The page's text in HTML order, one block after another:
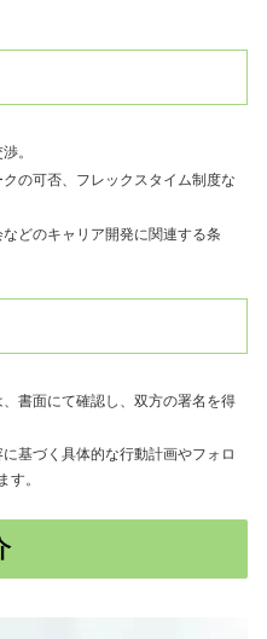
。
の可否、フレックスタイム制度な
どのキャリア開発に関連する条
書面にて確認し、双方の署名を得
に基づく具体的な行動計画やフォロ
す。